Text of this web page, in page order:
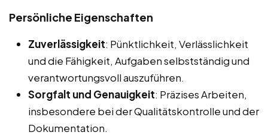
Persönliche Eigenschaften
Zuverlässigkeit: Pünktlichkeit, Verlässlichkeit
und die Fähigkeit, Aufgaben selbstständig und
verantwortungsvoll auszuführen.
Sorgfalt und Genauigkeit: Präzises Arbeiten,
insbesondere bei der Qualitätskontrolle und der
Dokumentation.